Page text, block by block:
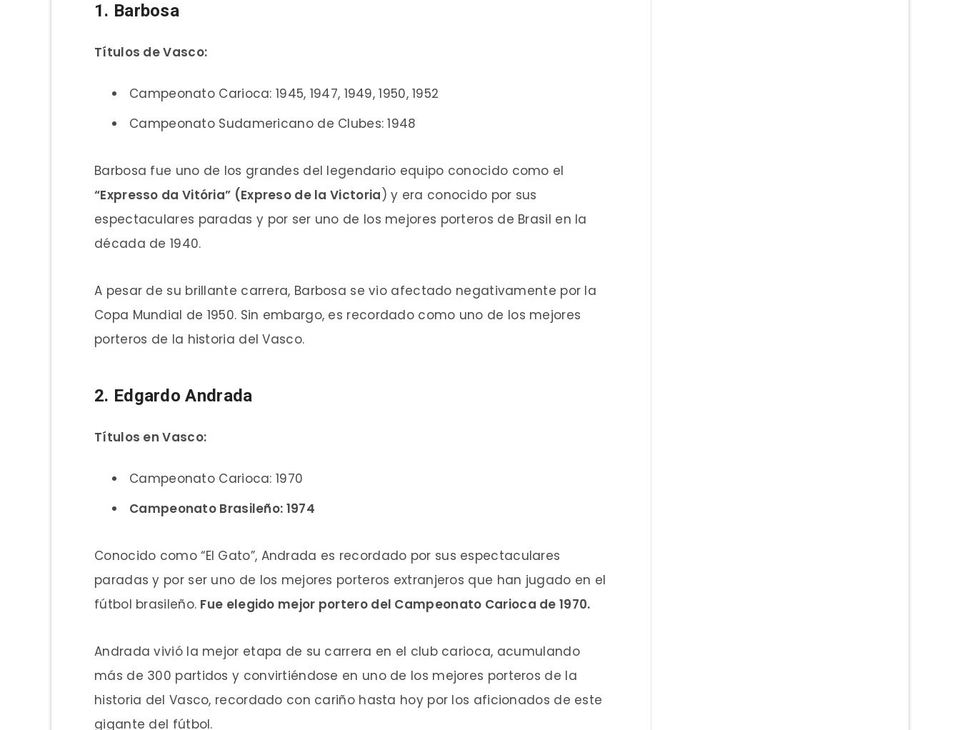
1. Barbosa
Títulos de Vasco:
Campeonato Carioca: 1945, 1947, 1949, 1950, 1952
Campeonato Sudamericano de Clubes: 1948
Barbosa fue uno de los grandes del legendario equipo conocido como el
“Expresso da Vitória” (Expreso de la Victoria) y era conocido por sus
espectaculares paradas y por ser uno de los mejores porteros de Brasil en la
década de 1940.
A pesar de su brillante carrera, Barbosa se vio afectado negativamente por la
Copa Mundial de 1950. Sin embargo, es recordado como uno de los mejores
porteros de la historia del Vasco.
2. Edgardo Andrada
Títulos en Vasco:
Campeonato Carioca: 1970
Campeonato Brasileño: 1974
Conocido como “El Gato”, Andrada es recordado por sus espectaculares
paradas y por ser uno de los mejores porteros extranjeros que han jugado en el
fútbol brasileño. Fue elegido mejor portero del Campeonato Carioca de 1970.
Andrada vivió la mejor etapa de su carrera en el club carioca, acumulando
más de 300 partidos y convirtiéndose en uno de los mejores porteros de la
historia del Vasco, recordado con cariño hasta hoy por los aficionados de este
gigante del fútbol.